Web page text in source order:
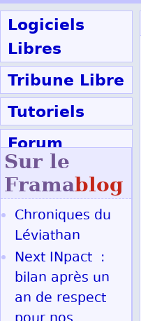
Logiciels
Libres
Tribune Libre
Tutoriels
Forum
Participer
Sur le
Framablog
Chroniques du
Léviathan
Next INpact :
bilan après un
an de respect